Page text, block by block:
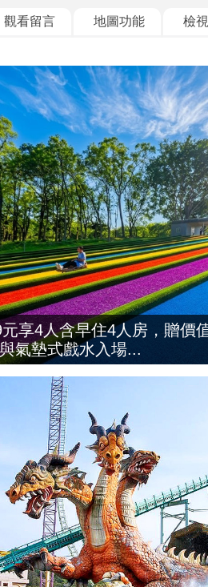
觀看留言 地圖功能 檢
享4人含早住4人房，贈價
氣墊式戲水入場...